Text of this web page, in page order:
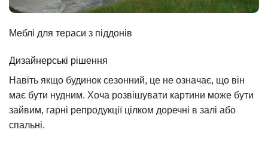
Меблі для тераси з піддонів
Дизайнерські рішення
Навіть якщо будинок сезонний, це не означає, що він
має бути нудним. Хоча розвішувати картини може бути
зайвим, гарні репродукції цілком доречні в залі або
спальні.